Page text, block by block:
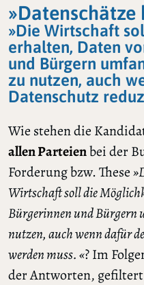
»Datenschätze
»Die Wirtschaft
erhalten, Daten
und Bürgern
zu nutzen, auch
Datenschutz
Wie stehen die
allen Parteienbei der
Forderung bzw. These
Wirtschaft soll die
Bürgerinnen und Bürgern
nutzen, auch wenn dafür
werden muss. «? Im
der Antworten, gefiltert